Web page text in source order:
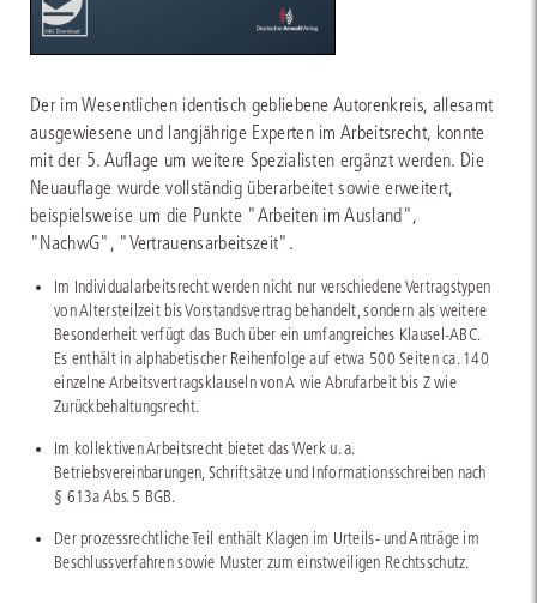
Der im Wesentlichen identisch gebliebene Autorenkreis, allesamt
ausgewiesene und langjährige Experten im Arbeitsrecht, konnte
mit der 5. Auflage um weitere Spezialisten ergänzt werden. Die
Neuauflage wurde vollständig überarbeitet sowie erweitert,
beispielsweise um die Punkte "Arbeiten im Ausland",
"NachwG", "Vertrauensarbeitszeit".
Im Individualarbeitsrecht werden nicht nur verschiedene Vertragstypen
von Altersteilzeit bis Vorstandsvertrag behandelt, sondern als weitere
Besonderheit verfügt das Buch über ein umfangreiches Klausel-ABC.
Es enthält in alphabetischer Reihenfolge auf etwa 500 Seiten ca. 140
einzelne Arbeitsvertragsklauseln von A wie Abrufarbeit bis Z wie
Zurückbehaltungsrecht.
Im kollektiven Arbeitsrecht bietet das Werk u. a.
Betriebsvereinbarungen, Schriftsätze und Informationsschreiben nach
§ 613a Abs. 5 BGB.
Der prozessrechtliche Teil enthält Klagen im Urteils- und Anträge im
Beschlussverfahren sowie Muster zum einstweiligen Rechtsschutz.